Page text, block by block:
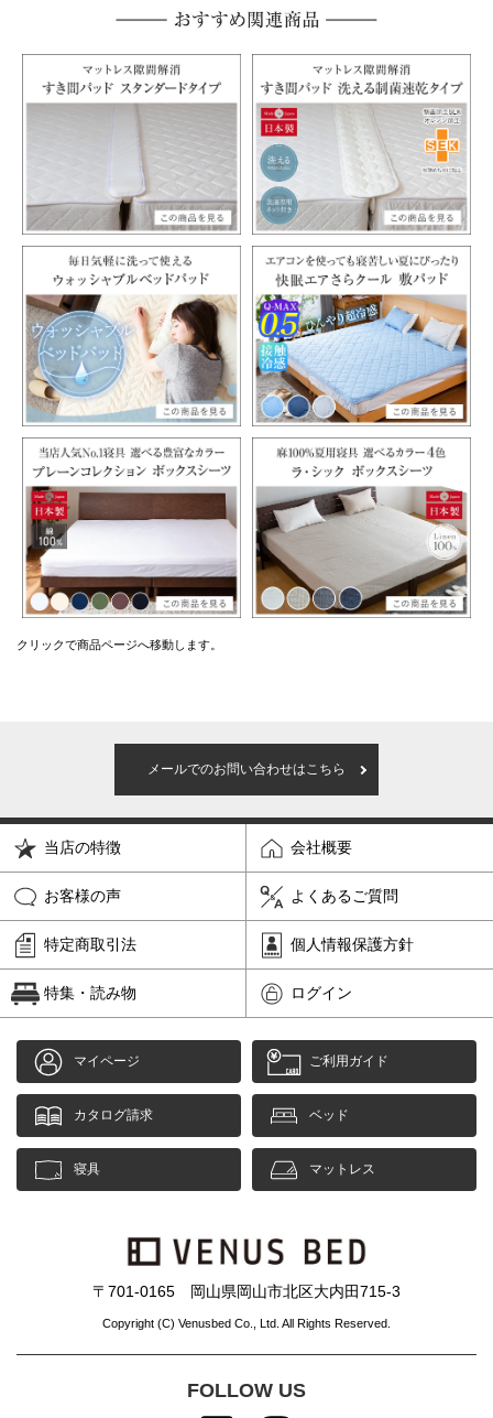
クリックで商品ページへ移動します。
メールでのお問い合わせはこちら
当店の特徴 会社概要
お客様の声 よくあるご質問
特定商取引法 個人情報保護方針
特集・読み物 ログイン
マイページ ご利用ガイド
カタログ請求 ベッド
寝具 マットレス
〒701-0165 岡山県岡山市北区大内田715-3
Copyright (C) Venusbed Co., Ltd. All Rights Reserved.
FOLLOW US